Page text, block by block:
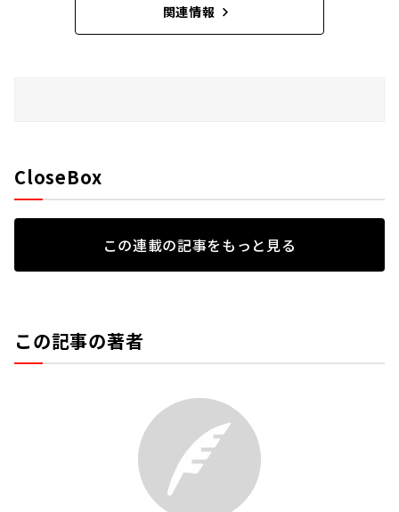
関連情報
CloseBox
この連載の記事をもっと見る
この記事の著者